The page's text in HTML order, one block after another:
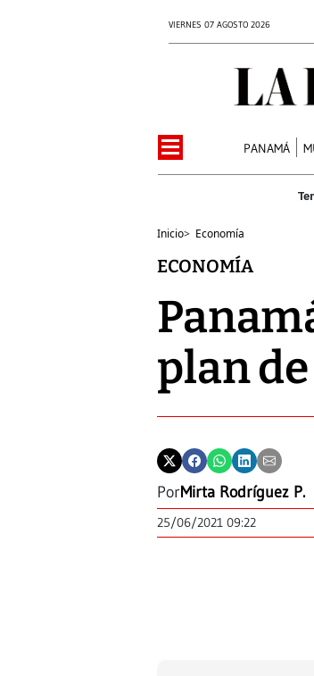
VIERNES 07 AGOSTO 2026
PANAMÁ
Inicio> Economía
ECONOMÍA
plan
PorMirta Rodríguez P.
25/06/2021 09:22